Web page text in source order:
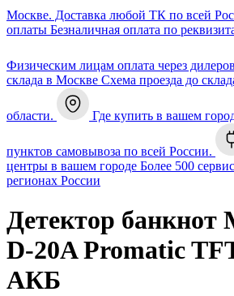
Москве. Доставка любой ТК по всей
оплаты Безналичная оплата по
Физическим лицам оплата через
склада в Москве Схема проезда до
области. Где купить в вашем
пунктов самовывоза по всей России.
центры в вашем городе Более 500
регионах России
Детектор банкнот
D-20A Promatic
АКБ